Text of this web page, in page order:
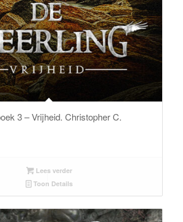
3 – Vrijheid. Christopher C.
Lees verder
Toon Details